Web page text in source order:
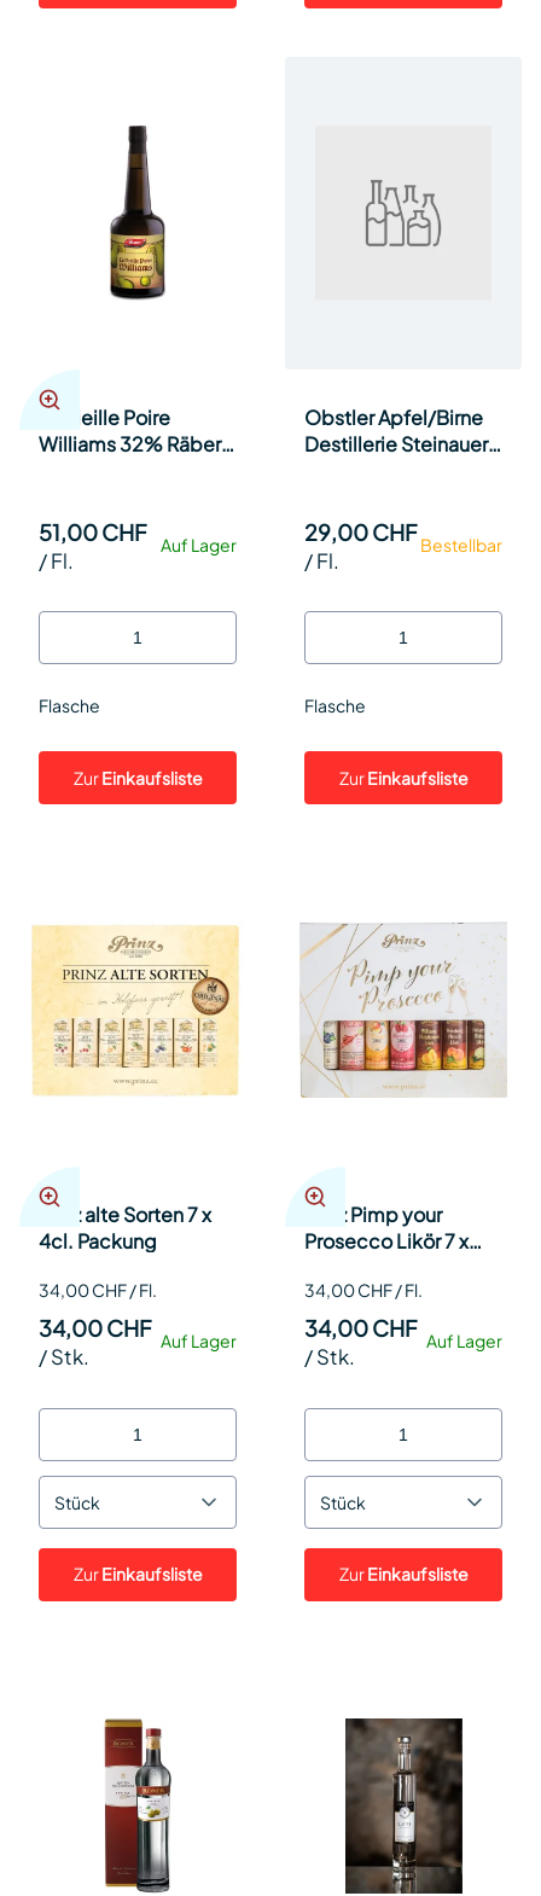
La Vieille Poire
Williams 32% Räber
Auf Lager
51,00 CHF
/Fl.
Flasche
ZurEinkaufsliste
Obstler Apfel/Birne
Destillerie Steinauer
Bestellbar
29,00 CHF
/Fl.
Flasche
ZurEinkaufsliste
Prinz alte Sorten 7 x
4cl. Packung
34,00 CHF / Fl.
Auf Lager
34,00 CHF
/Stk.
Stück
ZurEinkaufsliste
Prinz Pimp your
Prosecco Likör 7 x
34,00 CHF / Fl.
Auf Lager
34,00 CHF
/Stk.
Stück
ZurEinkaufsliste